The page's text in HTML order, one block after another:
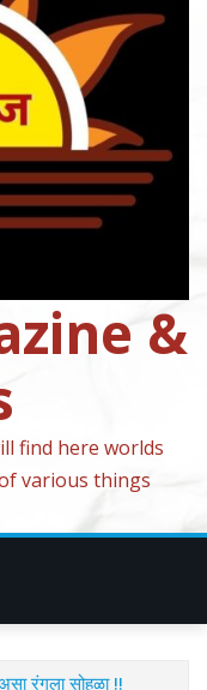
&
find here worlds
various things
रंगला सोहळा !!